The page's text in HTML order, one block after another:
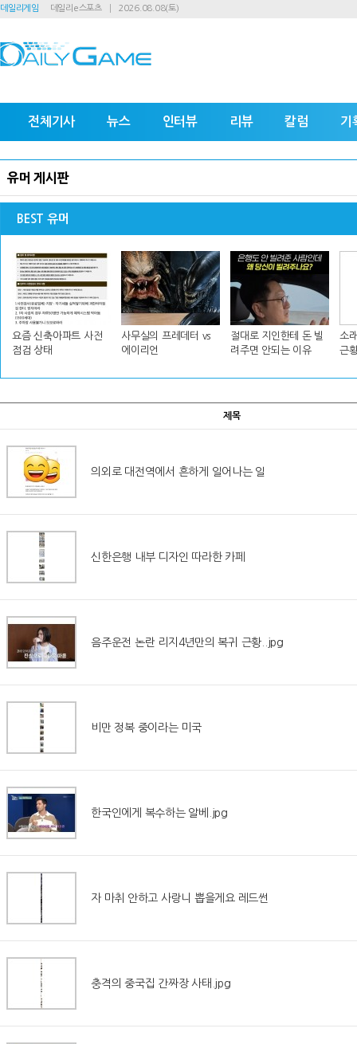
데일리게임 데일리e스포츠 2026.08.08(토)
전체기사 뉴스 인터뷰 리뷰 칼럼 기
유머 게시판
BEST 유머
요즘 신축아파트 사전
점검 상태
사무실의 프레데터 vs
에이리언
절대로 지인한테 돈 빌
려주면 안되는 이유
소
근
제목
의외로 대전역에서 흔하게 일어나는 일
신한은행 내부 디자인 따라한 카페
음주운전 논란 리지4년만의 복귀 근황..jpg
비만 정복 중이라는 미국
한국인에게 복수하는 알베.jpg
자 마취 안하고 사랑니 뽑을게요 레드썬
충격의 중국집 간짜장 사태.jpg